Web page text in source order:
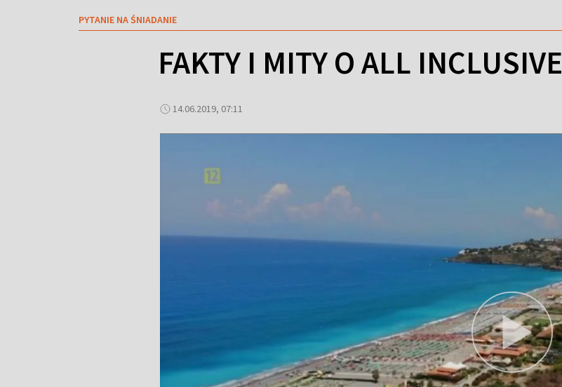
PYTANIE NA ŚNIADANIE
FAKTY I MITY O ALL INCLUSIVE
14.06.2019, 07:11